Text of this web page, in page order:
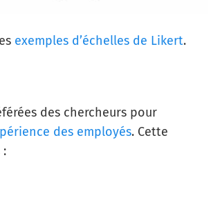
exemples d’échelles de Likert.
des chercheurs pour
des employés. Cette
: